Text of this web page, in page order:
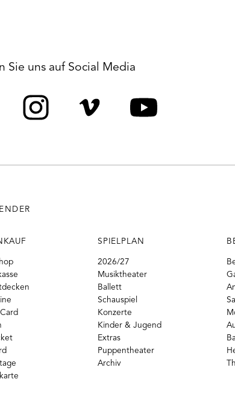
Sie uns auf Social Media
SPIELPLAN
2026/27
Musiktheater
Ballett
Schauspiel
Konzerte
Kinder & Jugend
Extras
Puppentheater
Archiv